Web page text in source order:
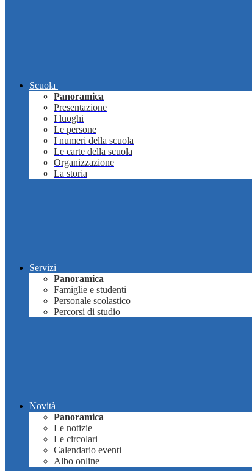
Scuola
Panoramica
Presentazione
I luoghi
Le persone
I numeri della scuola
Le carte della scuola
Organizzazione
La storia
Servizi
Panoramica
Famiglie e studenti
Personale scolastico
Percorsi di studio
Novità
Panoramica
Le notizie
Le circolari
Calendario eventi
Albo online